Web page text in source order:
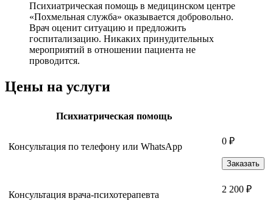
Психиатрическая помощь в медицинском центре
«Похмельная служба» оказывается добровольно.
Врач оценит ситуацию и предложить
госпитализацию. Никаких принудительных
мероприятий в отношении пациента не
проводится.
Цены на услуги
Психиатрическая помощь
Консультация по телефону или WhatsApp
0 ₽
Заказать
Консультация врача-психотерапевта
2 200 ₽